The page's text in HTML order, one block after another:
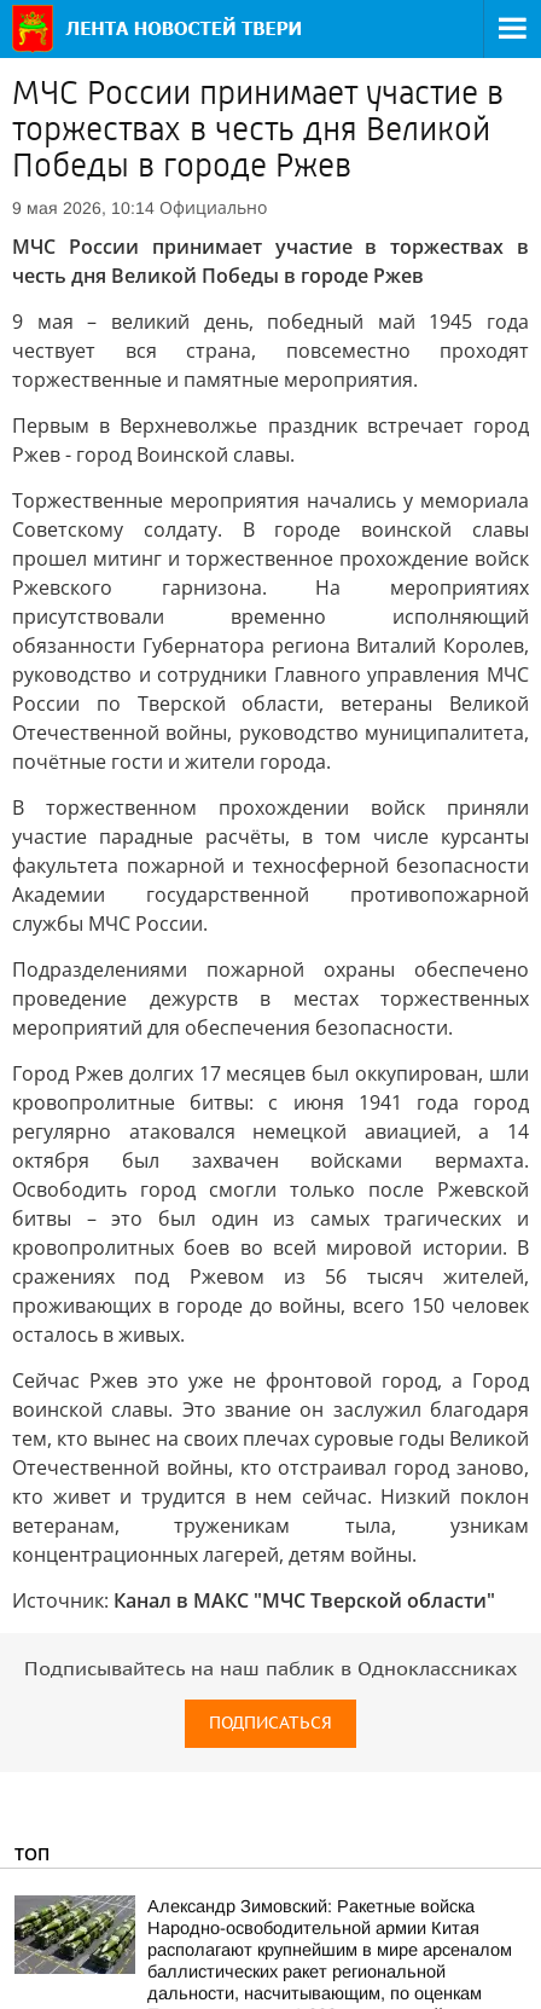
МЧС России принимает участие в
торжествах в честь дня Великой
Победы в городе Ржев
9 мая 2026, 10:14 Официально
МЧС России принимает участие в торжествах в
честь дня Великой Победы в городе Ржев
9 мая – великий день, победный май 1945 года
чествует вся страна, повсеместно проходят
торжественные и памятные мероприятия.
Первым в Верхневолжье праздник встречает город
Ржев - город Воинской славы.
Торжественные мероприятия начались у мемориала
Советскому солдату. В городе воинской славы
прошел митинг и торжественное прохождение войск
Ржевского гарнизона. На мероприятиях
присутствовали временно исполняющий
обязанности Губернатора региона Виталий Королев,
руководство и сотрудники Главного управления МЧС
России по Тверской области, ветераны Великой
Отечественной войны, руководство муниципалитета,
почётные гости и жители города.
В торжественном прохождении войск приняли
участие парадные расчёты, в том числе курсанты
факультета пожарной и техносферной безопасности
Академии государственной противопожарной
службы МЧС России.
Подразделениями пожарной охраны обеспечено
проведение дежурств в местах торжественных
мероприятий для обеспечения безопасности.
Город Ржев долгих 17 месяцев был оккупирован, шли
кровопролитные битвы: с июня 1941 года город
регулярно атаковался немецкой авиацией, а 14
октября был захвачен войсками вермахта.
Освободить город смогли только после Ржевской
битвы – это был один из самых трагических и
кровопролитных боев во всей мировой истории. В
сражениях под Ржевом из 56 тысяч жителей,
проживающих в городе до войны, всего 150 человек
осталось в живых.
Сейчас Ржев это уже не фронтовой город, а Город
воинской славы. Это звание он заслужил благодаря
тем, кто вынес на своих плечах суровые годы Великой
Отечественной войны, кто отстраивал город заново,
кто живет и трудится в нем сейчас. Низкий поклон
ветеранам, труженикам тыла, узникам
концентрационных лагерей, детям войны.
Источник: Канал в МАКС "МЧС Тверской области"
Подписывайтесь на наш паблик в Одноклассниках
ПОДПИСАТЬСЯ
ТОП
Александр Зимовский: Ракетные войска
Народно-освободительной армии Китая
располагают крупнейшим в мире арсеналом
баллистических ракет региональной
дальности, насчитывающим, по оценкам